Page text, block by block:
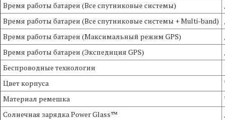
Время работы батареи (Все спутниковые системы)
Время работы батареи (Все спутниковые системы + Multi-band)
Время работы батареи (Максимальный режим GPS)
Время работы батареи (Экспедиция GPS)
Беспроводные технологии
Цвет корпуса
Материал ремешка
Солнечная зарядка Power Glass™